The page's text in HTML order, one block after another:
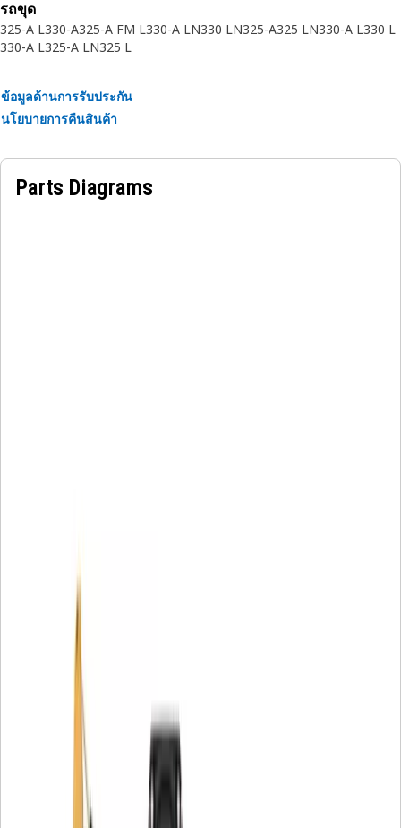
รถขุด
325-A L330-A325-A FM L330-A LN330 LN325-A325 LN330-A L330 L
330-A L325-A LN325 L
ข้อมูลด้านการรับประกัน
นโยบายการคืนสินค้า
Parts Diagrams